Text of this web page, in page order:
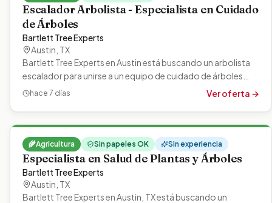
Escalador Arbolista - Especialista en Cuidado
de Árboles
Bartlett Tree Experts
Austin TX
Bartlett Tree Experts en Austin está buscando un arbolista
escalador para unirse a un equipo de cuidado de árboles
impulsado por la…
hace 7 días Ver oferta →
🌾Agricultura Sin papeles OK Sin experiencia
Especialista en Salud de Plantas y Árboles
Bartlett Tree Experts
Austin TX
Bartlett Tree Experts en Austin, TX está buscando un